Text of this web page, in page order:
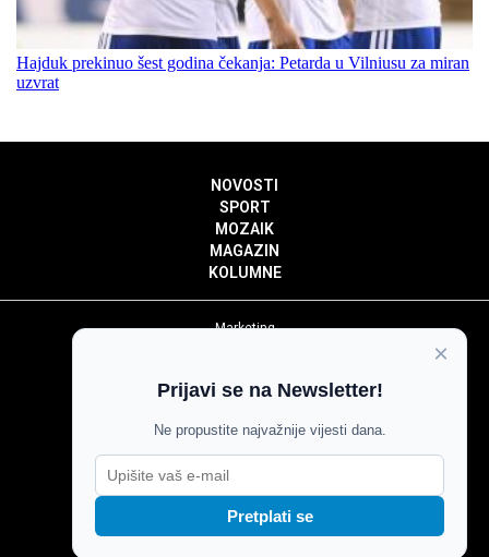
Hajduk prekinuo šest godina čekanja: Petarda u Vilniusu za miran
uzvrat
NOVOSTI
SPORT
MOZAIK
MAGAZIN
KOLUMNE
Marketing
Impressum
Pravila komentiranja
Agroglas
×
Prijavi se na Newsletter!
Ne propustite najvažnije vijesti dana.
Pretplati se